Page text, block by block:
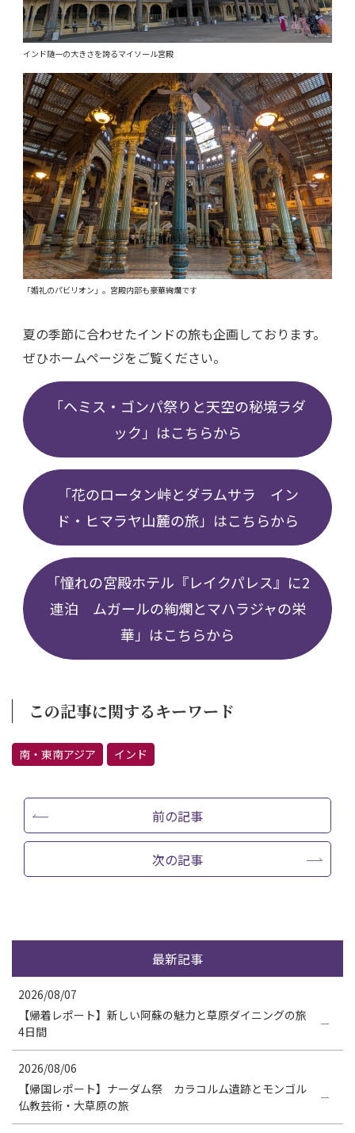
インド随一の大きさを誇るマイソール宮殿
「婚礼のパビリオン」。宮殿内部も豪華絢爛です
夏の季節に合わせたインドの旅も企画しております。
ぜひホームページをご覧ください。
「ヘミス・ゴンパ祭りと天空の秘境ラダ
ック」はこちらから
「花のロータン峠とダラムサラ イン
ド・ヒマラヤ山麓の旅」はこちらから
「憧れの宮殿ホテル『レイクパレス』に2
連泊 ムガールの絢爛とマハラジャの栄
華」はこちらから
この記事に関するキーワード
南・東南アジア インド
前の記事
次の記事
最新記事
2026/08/07
【帰着レポート】新しい阿蘇の魅力と草原ダイニングの旅
4日間
2026/08/06
【帰国レポート】ナーダム祭 カラコルム遺跡とモンゴル
仏教芸術・大草原の旅